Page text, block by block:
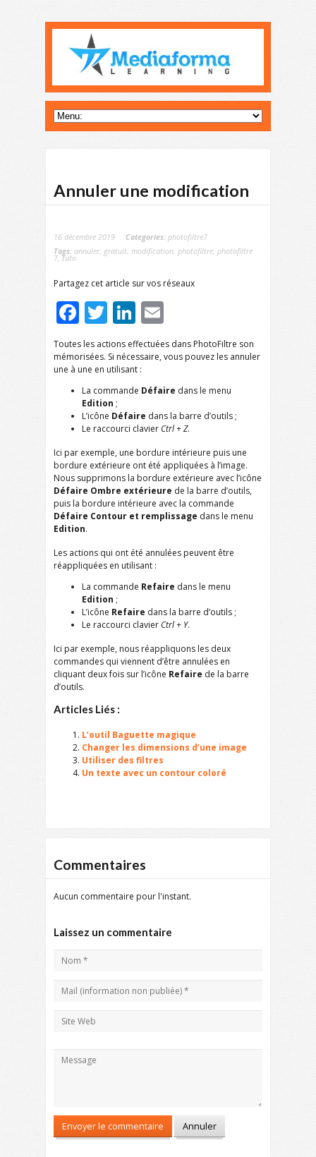
Annuler une modification
16 décembre 2019 Categories: photofiltre7
Tags: annuler, gratuit, modification, photofiltre, photofiltre
7,tuto
Partagez cet article sur vos réseaux
Facebook
TwitterLinkedIn
Toutes les actions effectuées dans PhotoFiltre son
mémorisées. Si nécessaire, vous pouvez les annuler
une à une en utilisant :
La commande Défaire dans le menu
Edition ;
L’icône Défaire dans la barre d’outils ;
Le raccourci clavier Ctrl + Z.
Ici par exemple, une bordure intérieure puis une
bordure extérieure ont été appliquées à l’image.
Nous supprimons la bordure extérieure avec l’icône
Défaire Ombre extérieure de la barre d’outils,
puis la bordure intérieure avec la commande
Défaire Contour et remplissage dans le menu
Edition.
Les actions qui ont été annulées peuvent être
réappliquées en utilisant :
La commande Refaire dans le menu
Edition ;
L’icône Refaire dans la barre d’outils ;
Le raccourci clavier Ctrl + Y.
Ici par exemple, nous réappliquons les deux
commandes qui viennent d’être annulées en
cliquant deux fois sur l’icône Refaire de la barre
d’outils.
Articles Liés :
L’outil Baguette magique
Changer les dimensions d’une image
Utiliser des filtres
Un texte avec un contour coloré
Commentaires
Aucun commentaire pour l'instant.
Laissez un commentaire